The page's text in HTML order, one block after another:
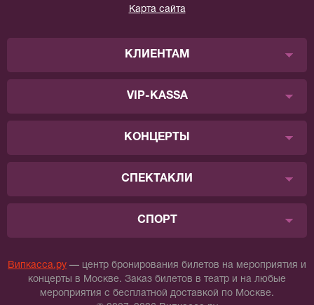
Карта сайта
КЛИЕНТАМ
VIP-KASSA
КОНЦЕРТЫ
СПЕКТАКЛИ
СПОРТ
Випкасса.ру — центр бронирования билетов на мероприятия и
концерты в Москве. Заказ билетов в театр и на любые
мероприятия с бесплатной доставкой по Москве.